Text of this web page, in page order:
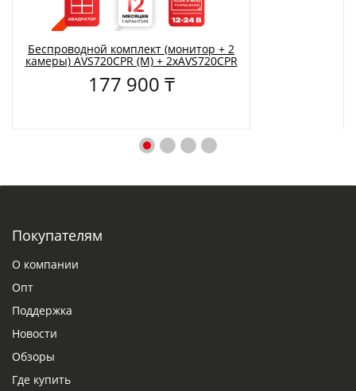
Беспроводной комплект (монитор + 2
камеры) AVS720CPR (M) + 2xAVS720CPR
177 900 ₸
Покупателям
О компании
Опт
Поддержка
Новости
Обзоры
Где купить